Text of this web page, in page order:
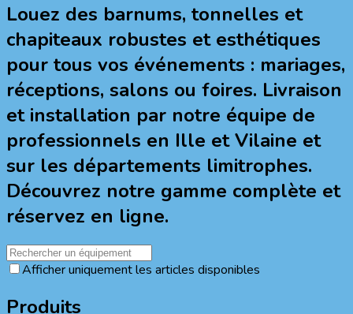
Louez des barnums, tonnelles et
chapiteaux robustes et esthétiques
pour tous vos événements : mariages,
réceptions, salons ou foires. Livraison
et installation par notre équipe de
professionnels en Ille et Vilaine et
sur les départements limitrophes.
Découvrez notre gamme complète et
réservez en ligne.
Afficher uniquement les articles disponibles
Produits